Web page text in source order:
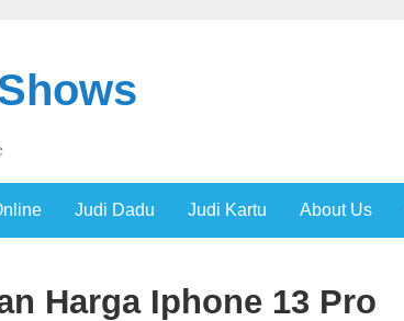
Judi Dadu Judi Kartu About Us
Harga Iphone 13 Pro